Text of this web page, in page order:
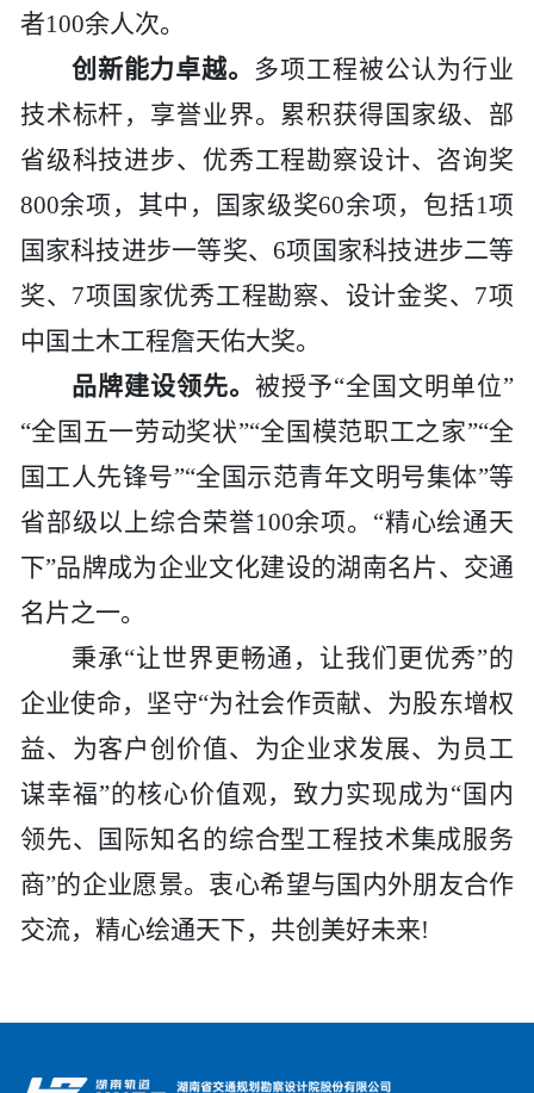
者100余人次。
创新能力卓越。 多项工程被公认为行业
技术标杆，享誉业界。累积获得 国家级、部
省级科技进步、优秀工程勘察设计、咨询奖
800余项，其中，国家级奖60余项，包括1项
国家科技进步一等奖、6项国家科技进步二等
奖、7项国家优秀工程勘察、设计金奖、7项
中国土木工程詹天佑大奖。
品牌建设领先。 被授予“全国文明单位”
“全国五一劳动奖状”“全国模范职工之家”“全
国工人先锋号”“全国示范青年文明号集体”等
省部级以上综合荣誉100余项。“精心绘通天
下”品牌成为企业文化建设的湖南名片、交通
名片之一。
秉承“让世界更畅通，让我们更优秀”的
企业使命，坚守“为社会作贡献、为股东增权
益、为客户创价值、为企业求发展、为员工
谋幸福”的核心价值观，致力实现成为“国内
领先、国际知名的综合型工程技术集成服务
商”的企业愿景。衷心希望与国内外朋友合作
交流，精心绘通天下，共创美好未来!